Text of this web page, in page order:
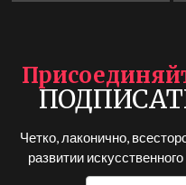
Четко, лаконично,
развитии